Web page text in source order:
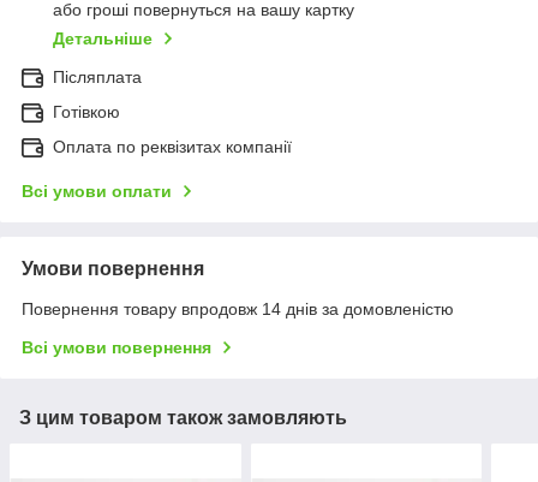
або гроші повернуться на вашу картку
Детальніше
Післяплата
Готівкою
Оплата по реквізитах компанії
Всі умови оплати
Умови повернення
Повернення товару впродовж 14 днів за домовленістю
Всі умови повернення
З цим товаром також замовляють